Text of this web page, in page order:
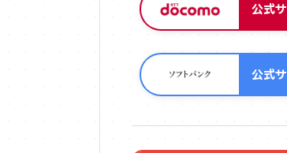
公式
公式